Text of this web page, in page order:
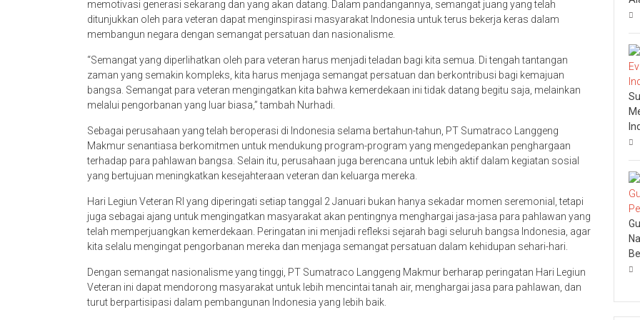
memotivasi generasi sekarang dan yang akan datang. Dalam pandangannya, semangat juang yang telah
ditunjukkan oleh para veteran dapat menginspirasi masyarakat Indonesia untuk terus bekerja keras dalam
membangun negara dengan semangat persatuan dan nasionalisme.
“Semangat yang diperlihatkan oleh para veteran harus menjadi teladan bagi kita semua. Di tengah tantangan
zaman yang semakin kompleks, kita harus menjaga semangat persatuan dan berkontribusi bagi kemajuan
bangsa. Semangat para veteran mengingatkan kita bahwa kemerdekaan ini tidak datang begitu saja, melainkan
melalui pengorbanan yang luar biasa,” tambah Nurhadi.
Sebagai perusahaan yang telah beroperasi di Indonesia selama bertahun-tahun, PT Sumatraco Langgeng
Makmur senantiasa berkomitmen untuk mendukung program-program yang mengedepankan penghargaan
terhadap para pahlawan bangsa. Selain itu, perusahaan juga berencana untuk lebih aktif dalam kegiatan sosial
yang bertujuan meningkatkan kesejahteraan veteran dan keluarga mereka.
Hari Legiun Veteran RI yang diperingati setiap tanggal 2 Januari bukan hanya sekadar momen seremonial, tetapi
juga sebagai ajang untuk mengingatkan masyarakat akan pentingnya menghargai jasa-jasa para pahlawan yang
telah memperjuangkan kemerdekaan. Peringatan ini menjadi refleksi sejarah bagi seluruh bangsa Indonesia, agar
kita selalu mengingat pengorbanan mereka dan menjaga semangat persatuan dalam kehidupan sehari-hari.
Dengan semangat nasionalisme yang tinggi, PT Sumatraco Langgeng Makmur berharap peringatan Hari Legiun
Veteran ini dapat mendorong masyarakat untuk lebih mencintai tanah air, menghargai jasa para pahlawan, dan
turut berpartisipasi dalam pembangunan Indonesia yang lebih baik.